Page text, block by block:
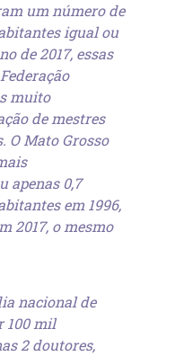
um número de
igual ou
de 2017, essas
muito
de mestres
O Mato Grosso
apenas 0,7
em 1996,
2017, o mesmo
nacional de
100 mil
2 doutores,